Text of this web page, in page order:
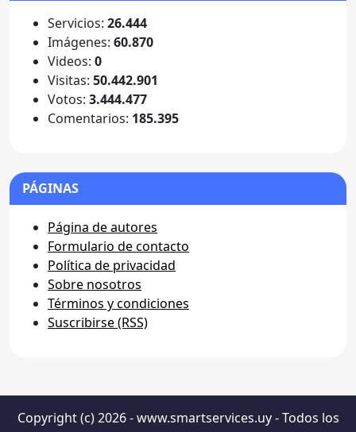
Servicios: 26.444
Imágenes: 60.870
Videos: 0
Visitas: 50.442.901
Votos: 3.444.477
Comentarios: 185.395
PÁGINAS
Página de autores
Formulario de contacto
Política de privacidad
Sobre nosotros
Términos y condiciones
Suscribirse (RSS)
Copyright (c) 2026 - www.smartservices.uy - Todos los